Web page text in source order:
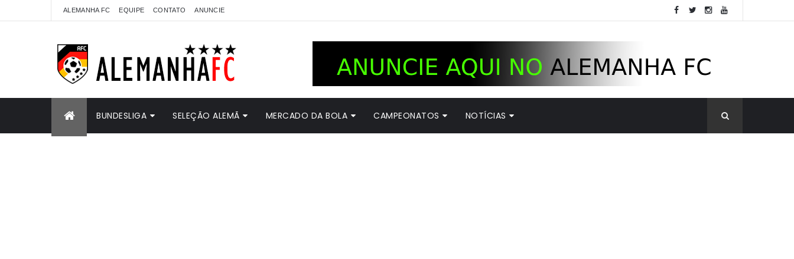
ALEMANHA FC EQUIPE CONTATO ANUNCIE
BUNDESLIGA SELEÇÃO ALEMÃ MERCADO DA BOLA CAMPEONATOS NOTÍCIAS